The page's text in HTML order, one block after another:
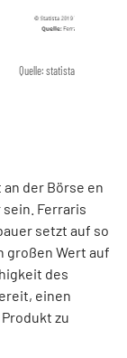
Quelle: statista
der Börse en
Ferraris
setzt auf so
großen Wert auf
des
einen
zu